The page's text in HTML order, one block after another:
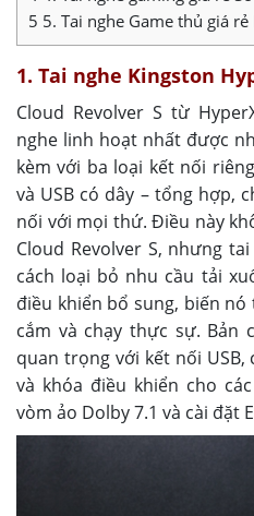
5 5. Tai nghe Game thủ giá rẻ
1. Tai nghe Kingston
Cloud Revolver S từ
nghe linh hoạt nhất được
kèm với ba loại kết nối
và USB có dây – tổng hợp,
nối với mọi thứ. Điều này
Cloud Revolver S, nhưng
cách loại bỏ nhu cầu tải
điều khiển bổ sung, biến
cắm và chạy thực sự. Bản
quan trọng với kết nối
và khóa điều khiển cho
vòm ảo Dolby 7.1 và cài đặt